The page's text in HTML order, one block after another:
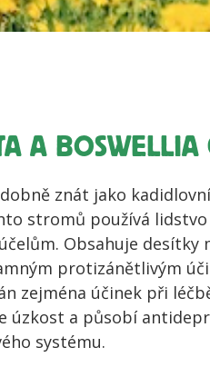
A BOSWELLIA
znát jako
stromů používá
Obsahuje desítky
protizánětlivým
zejména účinek při
úzkost a působí
systému.